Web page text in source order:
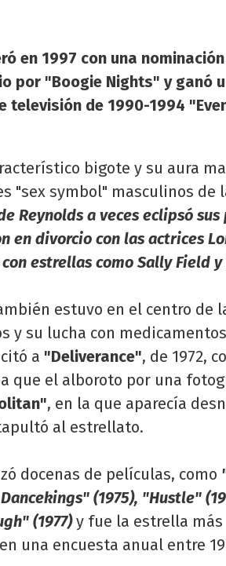
en 1997 con una
por "Boogie Nights" y ganó
televisión de 1990-1994
bigote y su aura
"sex symbol" masculinos de
Reynolds a veces eclipsó
en divorcio con las actrices
estrellas como Sally Field y
estuvo en el centro de
y su lucha con
a "Deliverance", de 1972,
que el alboroto por una
, en la que aparecía
al estrellato.
docenas de películas, como
(1975), "Hustle"
(1977)y fue la estrella
una encuesta anual entre